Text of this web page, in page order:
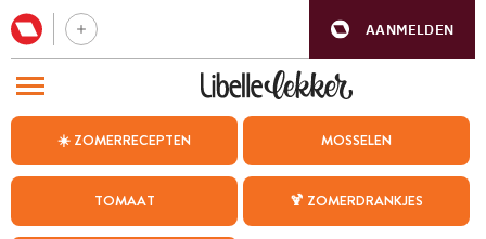
AANMELDEN
☀️ ZOMERRECEPTEN MOSSELEN
TOMAAT 🍹 ZOMERDRANKJES
BEZOEK ONZE ANDERE WEBSITES
WEEKMENU